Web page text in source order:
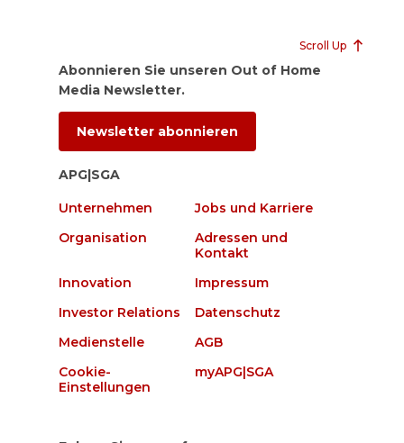
Scroll Up
Abonnieren Sie unseren Out of Home
Media Newsletter.
Newsletter abonnieren
APG|SGA
Unternehmen
Jobs und Karriere
Organisation
Adressen und
Kontakt
Innovation
Impressum
Investor Relations
Datenschutz
Medienstelle
AGB
Cookie-
Einstellungen
myAPG|SGA